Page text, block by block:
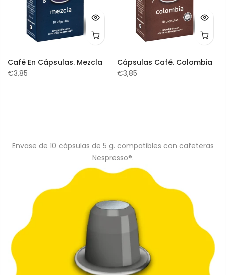
Café En Cápsulas. Mezcla
€3,85
Cápsulas Café. Colombia
€3,85
Envase de 10 cápsulas de 5 g. compatibles con cafeteras
Nespresso®.